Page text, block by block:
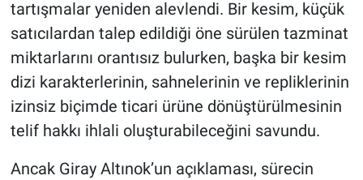
tartışmalar yeniden alevlendi. Bir kesim, küçük
satıcılardan talep edildiği öne sürülen tazminat
miktarlarını orantısız bulurken, başka bir kesim
dizi karakterlerinin, sahnelerinin ve repliklerinin
izinsiz biçimde ticari ürüne dönüştürülmesinin
telif hakkı ihlali oluşturabileceğini savundu.
Ancak Giray Altınok’un açıklaması, sürecin